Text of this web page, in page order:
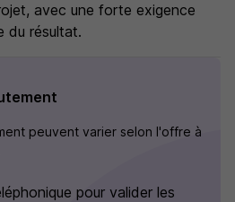
avec une forte exigence
du résultat.
peuvent varier selon l'offre à
pour valider les